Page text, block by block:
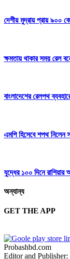
দেশীয় মুদ্রায় প্রায় ৯০০
ক্ষমতায় থাকার সময় রেল
বাংলাদেশের রেলপথ
এমপি হিসেবে শপথ নিলেন
যুদ্ধের ১০০ দিনে
অন্যান্য
GET THE APP
Probashbd.com
Editor and